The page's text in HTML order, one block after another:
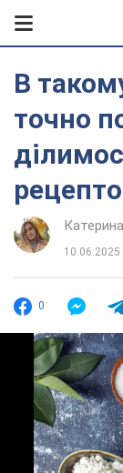
В
точно
10.06.2025
0